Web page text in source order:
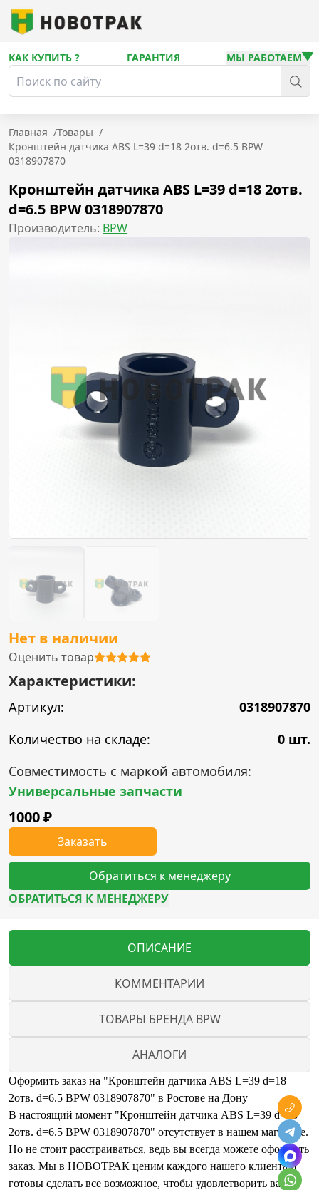
КАК КУПИТЬ ? ГАРАНТИЯ МЫ РАБОТАЕМ
Главная /Товары /
Кронштейн датчика ABS L=39 d=18 2отв. d=6.5 BPW
0318907870
Кронштейн датчика ABS L=39 d=18 2отв.
d=6.5 BPW 0318907870
Производитель: BPW
Нет в наличии
Оценить товар
Характеристики:
Артикул:
0318907870
Количество на складе:
0 шт.
Совместимость с маркой автомобиля:
Универсальные запчасти
1000₽
Заказать
Обратиться к менеджеру
ОБРАТИТЬСЯ К МЕНЕДЖЕРУ
ОПИСАНИЕ
КОММЕНТАРИИ
ТОВАРЫ БРЕНДА BPW
АНАЛОГИ
Оформить заказ на "Кронштейн датчика ABS L=39 d=18
2отв. d=6.5 BPW 0318907870" в Ростове на Дону
В настоящий момент "Кронштейн датчика ABS L=39 d=18
2отв. d=6.5 BPW 0318907870" отсутствует в нашем магазине.
Но не стоит расстраиваться, ведь вы всегда можете оформить
заказ. Мы в НОВОТРАК ценим каждого нашего клиента и
готовы сделать все возможное, чтобы удовлетворить ваши